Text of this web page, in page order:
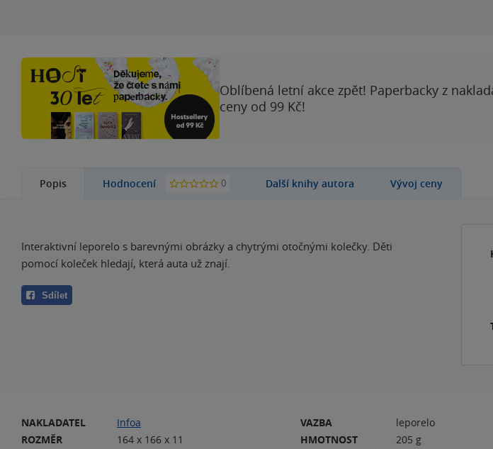
Oblíbená letní akce zpět! Paperbacky z
ceny od 99 Kč!
Popis Hodnocení 0 Další knihy autora Vývoj ceny
Interaktivní leporelo s barevnými obrázky a chytrými otočnými kolečky. Děti
pomocí koleček hledají, která auta už znají.
Sdílet
NAKLADATEL
Infoa
ROZMĚR
164 x 166 x 11
VAZBA
leporelo
HMOTNOST
205 g